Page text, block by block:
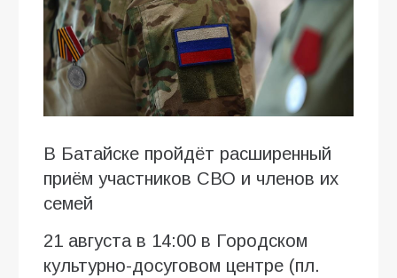
В Батайске пройдёт расширенный
приём участников СВО и членов их
семей
21 августа в 14:00 в Городском
культурно-досуговом центре (пл.